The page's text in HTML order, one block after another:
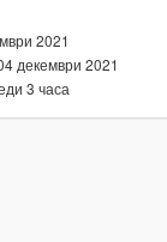
2021
декември 2021
3 часа